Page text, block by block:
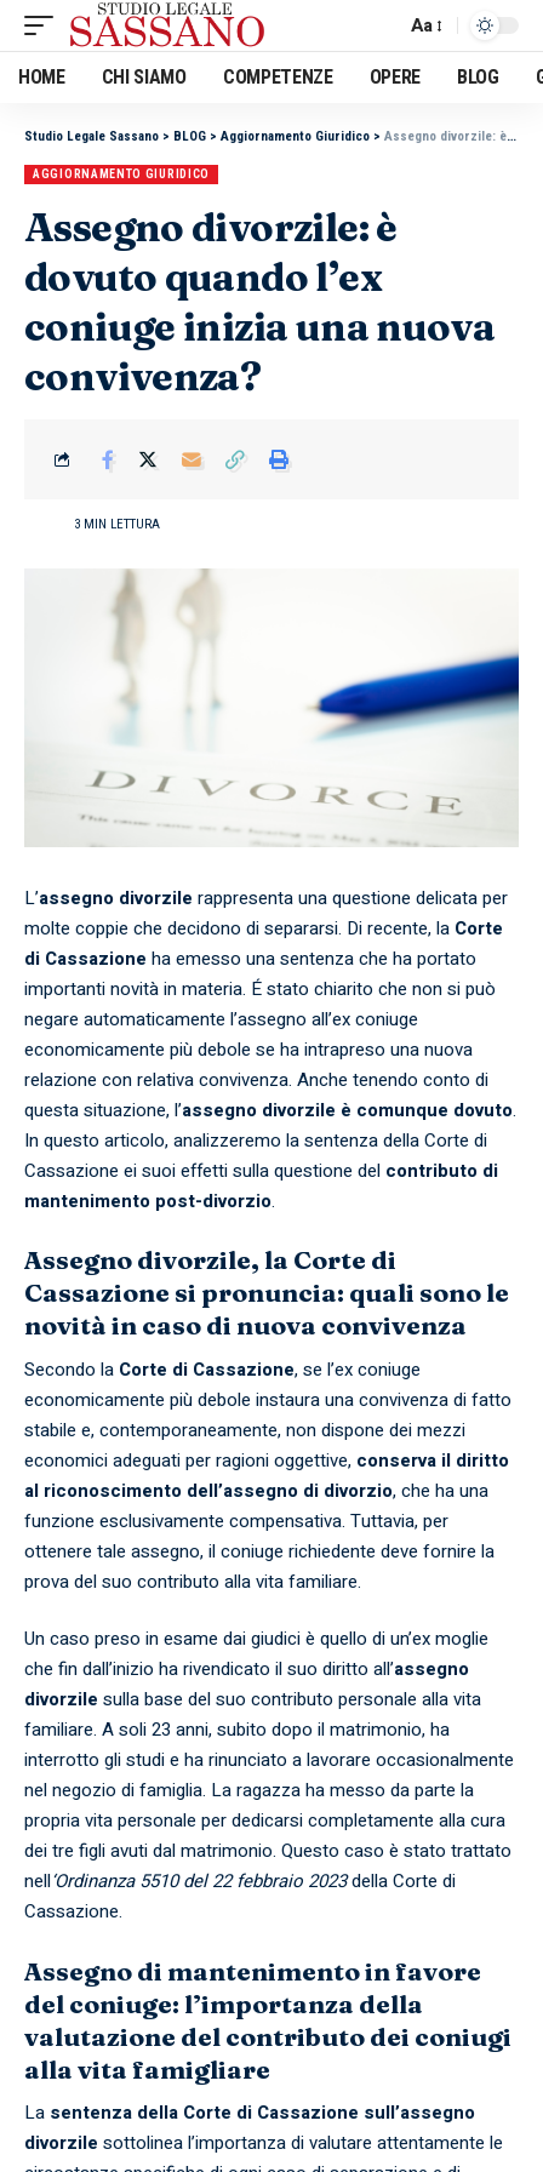
Aa
HOME CHI SIAMO COMPETENZE OPERE BLOG
Studio Legale Sassano > BLOG > Aggiornamento Giuridico > Assegno divorzile: è dovuto quando l’ex coniuge inizia una nuova convivenza?
AGGIORNAMENTO GIURIDICO
Assegno divorzile: è
dovuto quando l’ex
coniuge inizia una nuova
convivenza?
3 MIN LETTURA
L’assegno divorzile rappresenta una questione delicata per
molte coppie che decidono di separarsi. Di recente, la Corte
di Cassazione ha emesso una sentenza che ha portato
importanti novità in materia. É stato chiarito che non si può
negare automaticamente l’assegno all’ex coniuge
economicamente più debole se ha intrapreso una nuova
relazione con relativa convivenza. Anche tenendo conto di
questa situazione, l’assegno divorzile è comunque dovuto.
In questo articolo, analizzeremo la sentenza della Corte di
Cassazione ei suoi effetti sulla questione del contributo di
mantenimento post-divorzio.
Assegno divorzile, la Corte di
Cassazione si pronuncia: quali sono le
novità in caso di nuova convivenza
Secondo la Corte di Cassazione, se l’ex coniuge
economicamente più debole instaura una convivenza di fatto
stabile e, contemporaneamente, non dispone dei mezzi
economici adeguati per ragioni oggettive, conserva il diritto
al riconoscimento dell’assegno di divorzio, che ha una
funzione esclusivamente compensativa. Tuttavia, per
ottenere tale assegno, il coniuge richiedente deve fornire la
prova del suo contributo alla vita familiare.
Un caso preso in esame dai giudici è quello di un’ex moglie
che fin dall’inizio ha rivendicato il suo diritto all’assegno
divorzile sulla base del suo contributo personale alla vita
familiare. A soli 23 anni, subito dopo il matrimonio, ha
interrotto gli studi e ha rinunciato a lavorare occasionalmente
nel negozio di famiglia. La ragazza ha messo da parte la
propria vita personale per dedicarsi completamente alla cura
dei tre figli avuti dal matrimonio. Questo caso è stato trattato
nell‘Ordinanza 5510 del 22 febbraio 2023della Corte di
Cassazione.
Assegno di mantenimento in favore
del coniuge: l’importanza della
valutazione del contributo dei coniugi
alla vita famigliare
La sentenza della Corte di Cassazione sull’assegno
divorzile sottolinea l’importanza di valutare attentamente le